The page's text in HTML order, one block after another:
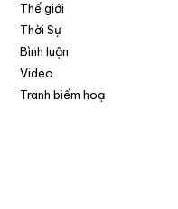
Thế giới
Thời Sự
Bình luận
Video
Tranh biếm hoạ